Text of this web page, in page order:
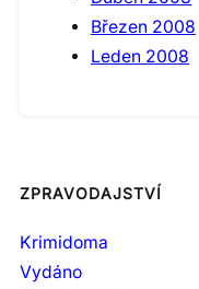
Březen 2008
Leden 2008
ZPRAVODAJSTVÍ
Krimidoma
Vydáno